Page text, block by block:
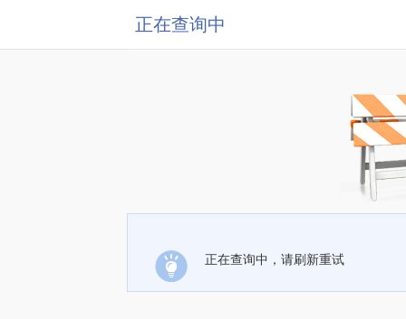
正在查询中
正在查询中，请刷新重试